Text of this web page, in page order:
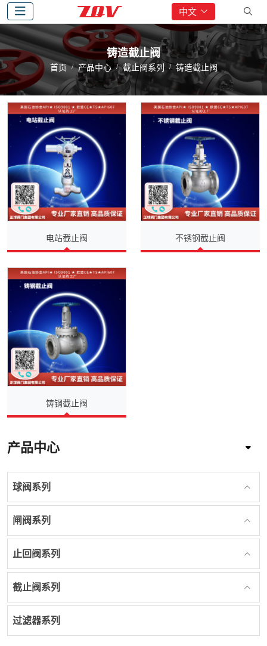
中文
铸造截止阀
首页 产品中心 截止阀系列 铸造截止阀
电站截止阀 不锈钢截止阀
铸钢截止阀
产品中心
球阀系列
闸阀系列
止回阀系列
截止阀系列
过滤器系列